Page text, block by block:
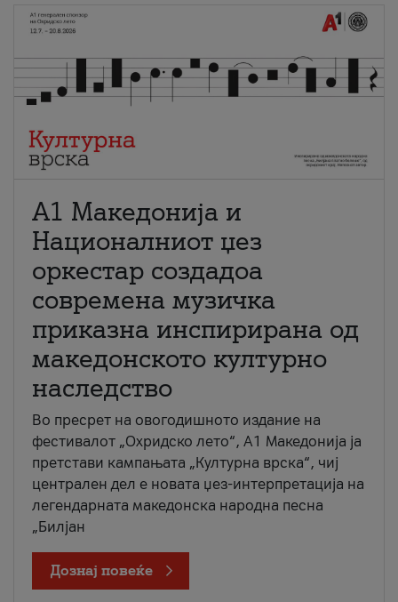
А1 Македонија и
Националниот џез
оркестар создадоа
современа музичка
приказна инспирирана од
македонското културно
наследство
Во пресрет на овогодишното издание на
фестивалот „Охридско лето“, А1 Македонија ја
претстави кампањата „Културна врска“, чиј
централен дел е новата џез-интерпретација на
легендарната македонска народна песна
„Билјан
Дознај повеќе